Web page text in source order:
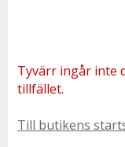
Tyvärr ingår inte
tillfället.
Till butikens